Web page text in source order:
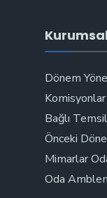
Kurumsal
Dönem
Komisyonlar
Bağlı
Önceki
Mimarlar
Oda